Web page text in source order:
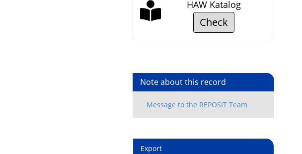
HAW Katalog
Check
Note about this record
Export